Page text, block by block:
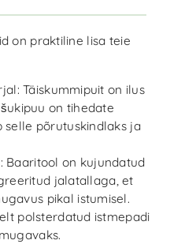
on praktiline lisa teie
Täiskummipuit on ilus
on tihedate
selle põrutuskindlaks ja
Baaritool on kujundatud
jalatallaga, et
pikal istumisel.
polsterdatud istmepadi